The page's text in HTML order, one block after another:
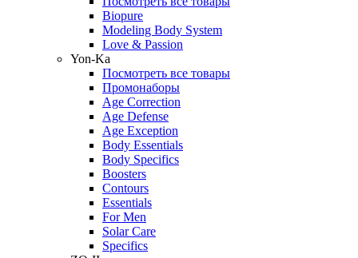
Biopure
Modeling Body System
Love & Passion
Yon-Ka
Посмотреть все товары
Промонаборы
Age Correction
Age Defense
Age Exception
Body Essentials
Body Specifics
Boosters
Contours
Essentials
For Men
Solar Care
Specifics